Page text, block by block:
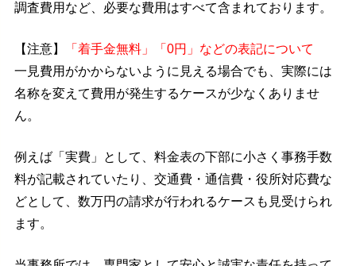
調査費用など、必要な費用はすべて含まれております。
【注意】
「着手金無料」「0円」などの表記について
一見費用がかからないように見える場合でも、実際には
名称を変えて費用が発生するケースが少なくありませ
ん。
例えば「実費」として、料金表の下部に小さく事務手数
料が記載されていたり、交通費・通信費・役所対応費な
どとして、数万円の請求が行われるケースも見受けられ
ます。